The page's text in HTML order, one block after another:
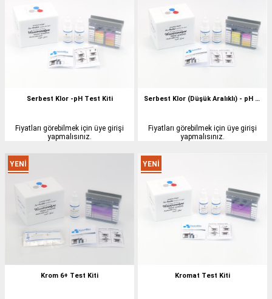
Serbest Klor -pH Test Kiti
Fiyatları görebilmek için üye girişi
yapmalısınız.
Serbest Klor (Düşük Aralıklı) - pH Test Kiti
Fiyatları görebilmek için üye girişi
yapmalısınız.
Krom 6+ Test Kiti
YENI
Kromat Test Kiti
YENI